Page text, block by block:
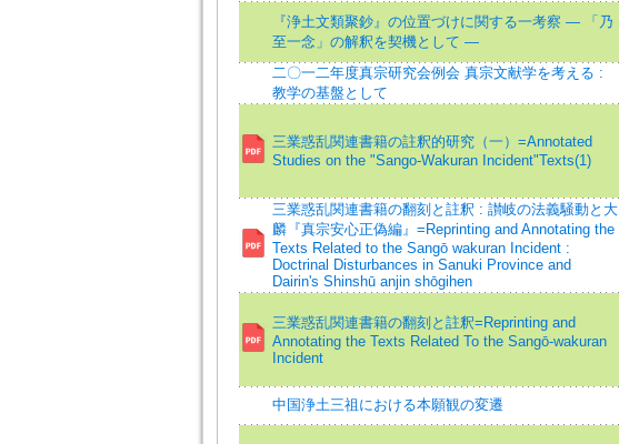
『浄土文類聚鈔』の位置づけに関する一考察 ― 「乃
至一念」の解釈を契機として ―
二〇一二年度真宗研究会例会 真宗文献学を考える :
教学の基盤として
三業惑乱関連書籍の註釈的研究（一）=Annotated
Studies on the "Sango-Wakuran Incident"Texts(1)
三業惑乱関連書籍の翻刻と註釈 : 讃岐の法義騒動と大
麟『真宗安心正偽編』=Reprinting and Annotating the
Texts Related to the Sangō wakuran Incident :
Doctrinal Disturbances in Sanuki Province and
Dairin's Shinshū anjin shōgihen
三業惑乱関連書籍の翻刻と註釈=Reprinting and
Annotating the Texts Related To the Sangō-wakuran
Incident
中国浄土三祖における本願観の変遷